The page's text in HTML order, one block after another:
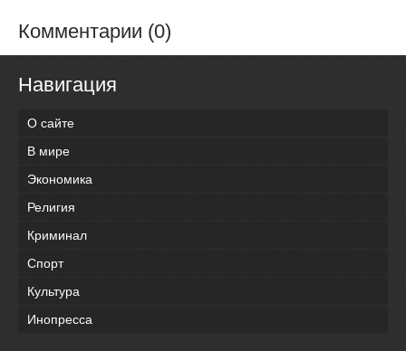
Комментарии (0)
Навигация
О сайте
В мире
Экономика
Религия
Криминал
Спорт
Культура
Инопресса